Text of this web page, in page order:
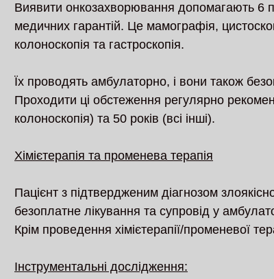
Виявити онкозахворювання допомагають 6
медичних гарантій. Це мамографія,
колоноскопія та гастроскопія.
Їх проводять амбулаторно, і вони також
Проходити ці обстеження регулярно
колоноскопія) та 50 років (всі інші).
Хімієтерапія та променева терапія
Пацієнт з підтвердженим діагнозом
безоплатне лікування та супровід у
Крім проведення хімієтерапії/променевої
Інструментальні дослідження: